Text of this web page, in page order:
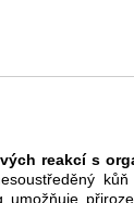
reakcí s
kůň
umožňuje